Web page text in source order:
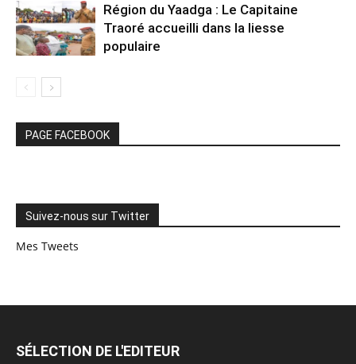
Région du Yaadga : Le Capitaine
Traoré accueilli dans la liesse
populaire
PAGE FACEBOOK
Suivez-nous sur Twitter
Mes Tweets
SÉLECTION DE L'EDITEUR